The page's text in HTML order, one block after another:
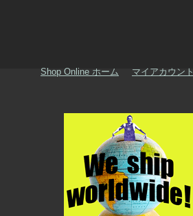
Shop Online ホーム マイアカウント